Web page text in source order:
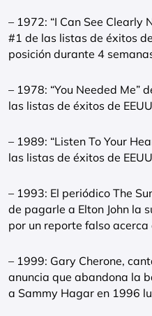
– 1972: “I Can See Clearly
#1 de las listas de éxitos
posición durante 4
– 1978: “You Needed Me”
las listas de éxitos de
– 1989: “Listen To Your
las listas de éxitos de
– 1993: El periódico The
de pagarle a Elton John la
por un reporte falso acerca
– 1999: Gary Cherone,
anuncia que abandona la
a Sammy Hagar en 1996